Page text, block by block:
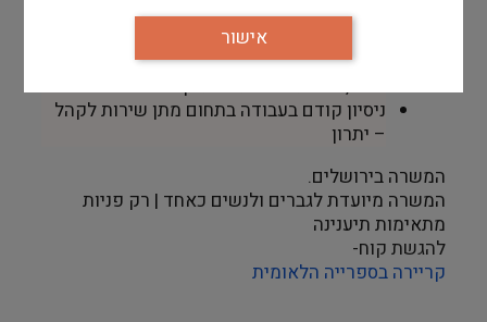
בימי שישי לסירוגין.
היקף משרה חודשי: 92 שעות ומעלה
שפות: עברית ברמת שפת אם, אנגלית ברמה
טובה, שפות נוספות – יתרון
ניסיון קודם בעבודה בתחום מתן שירות לקהל
– יתרון
המשרה בירושלים.
המשרה מיועדת לגברים ולנשים כאחד | רק פניות
מתאימות תיענינה
להגשת קוח-
קריירה בספרייה הלאומית
אישור